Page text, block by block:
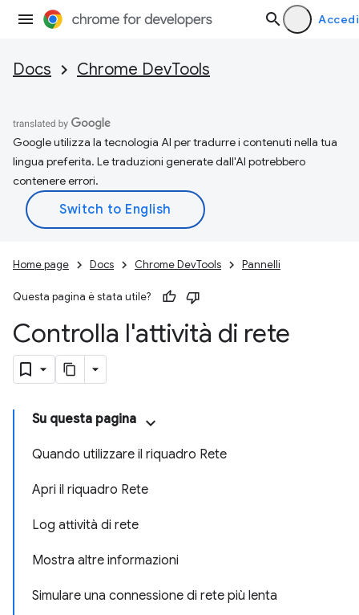
Accedi
Docs Chrome DevTools
Google utilizza la tecnologia AI per tradurre i contenuti nella tua
lingua preferita. Le traduzioni generate dall'AI potrebbero
contenere errori.
Home page Docs Chrome DevTools Pannelli
Questa pagina è stata utile?
Controlla l'attività di rete
Su questa pagina
Quando utilizzare il riquadro Rete
Apri il riquadro Rete
Log attività di rete
Mostra altre informazioni
Simulare una connessione di rete più lenta